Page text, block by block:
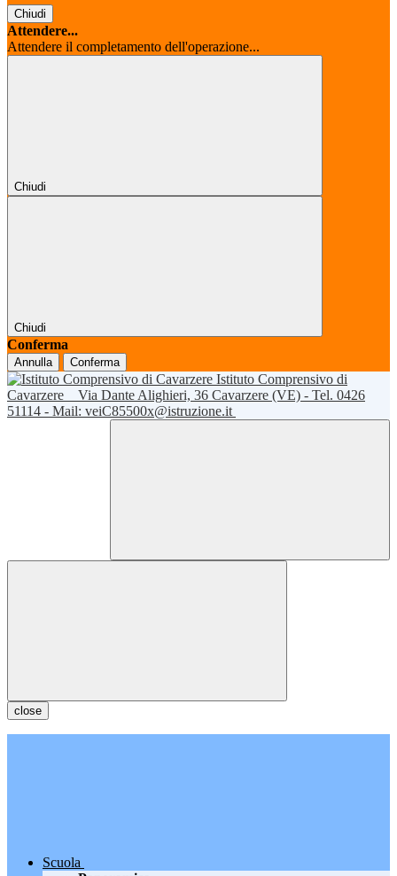
Chiudi
Attendere...
Attendere il completamento dell'operazione...
Chiudi
Chiudi
Conferma
Annulla Conferma
Istituto Comprensivo di
Cavarzere
Via Dante Alighieri, 36 Cavarzere (VE) - Tel. 0426
51114 - Mail: veiC85500x@istruzione.it
close
Scuola